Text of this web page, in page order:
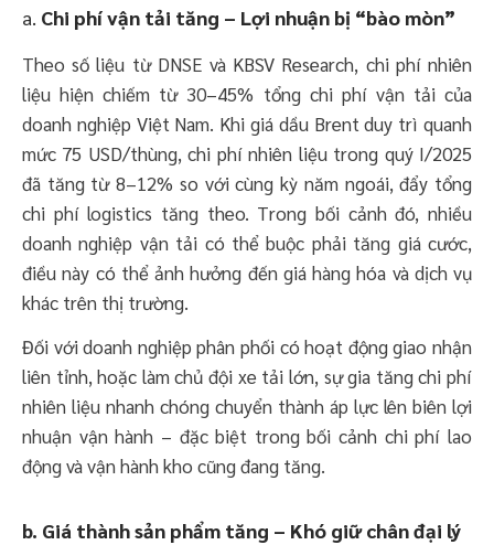
a. Chi phí vận tải tăng – Lợi nhuận bị “bào mòn”
Theo số liệu từ DNSE và KBSV Research, chi phí nhiên
liệu hiện chiếm từ 30–45% tổng chi phí vận tải của
doanh nghiệp Việt Nam. Khi giá dầu Brent duy trì quanh
mức 75 USD/thùng, chi phí nhiên liệu trong quý I/2025
đã tăng từ 8–12% so với cùng kỳ năm ngoái, đẩy tổng
chi phí logistics tăng theo. Trong bối cảnh đó, nhiều
doanh nghiệp vận tải có thể buộc phải tăng giá cước,
điều này có thể ảnh hưởng đến giá hàng hóa và dịch vụ
khác trên thị trường.
Đối với doanh nghiệp phân phối có hoạt động giao nhận
liên tỉnh, hoặc làm chủ đội xe tải lớn, sự gia tăng chi phí
nhiên liệu nhanh chóng chuyển thành áp lực lên biên lợi
nhuận vận hành – đặc biệt trong bối cảnh chi phí lao
động và vận hành kho cũng đang tăng.
b. Giá thành sản phẩm tăng – Khó giữ chân đại lý